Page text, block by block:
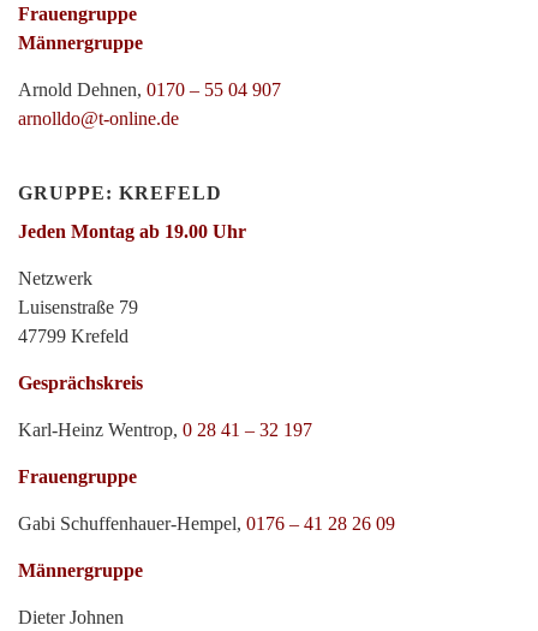
Frauengruppe
Männergruppe
Arnold Dehnen, 0170 – 55 04 907
arnolldo@t-online.de
GRUPPE: KREFELD
Jeden Montag ab 19.00 Uhr
Netzwerk
Luisenstraße 79
47799 Krefeld
Gesprächskreis
Karl-Heinz Wentrop, 0 28 41 – 32 197
Frauengruppe
Gabi Schuffenhauer-Hempel, 0176 – 41 28 26 09
Männergruppe
Dieter Johnen